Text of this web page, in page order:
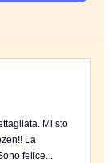
Mi sto
La
felice...